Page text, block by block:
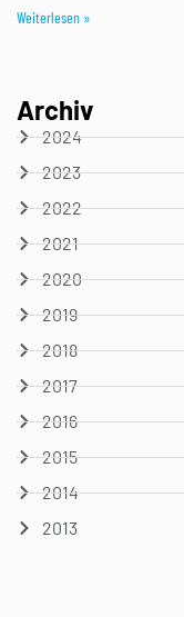
Weiterlesen »
Archiv
2024
2023
2022
2021
2020
2019
2018
2017
2016
2015
2014
2013